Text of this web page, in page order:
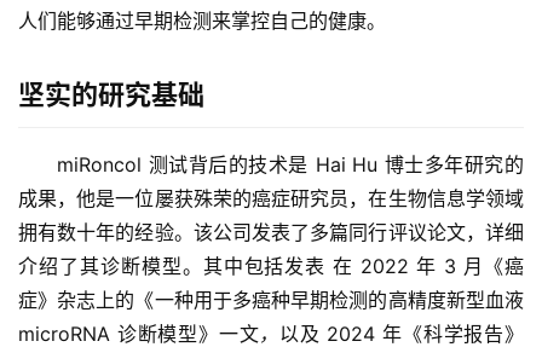
人们能够通过早期检测来掌控自己的健康。
坚实的研究基础
miRoncol 测试背后的技术是 Hai Hu 博士多年研究的
成果，他是一位屡获殊荣的癌症研究员，在生物信息学领域
拥有数十年的经验。该公司发表了多篇同行评议论文，详细
介绍了其诊断模型。其中包括发表 在 2022 年 3 月《癌
症》杂志上的《一种用于多癌种早期检测的高精度新型血液
microRNA 诊断模型》一文， 以及 2024 年《科学报告》